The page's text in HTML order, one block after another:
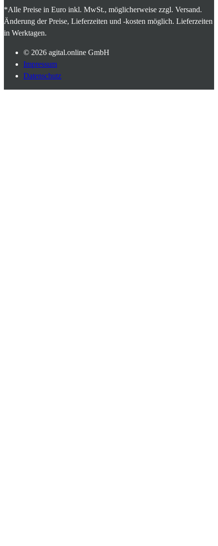
*Alle Preise in Euro inkl. MwSt., möglicherweise zzgl. Versand.
Änderung der Preise, Lieferzeiten und -kosten möglich. Lieferzeiten
in Werktagen.
© 2026 agital.online GmbH
Impressum
Datenschutz